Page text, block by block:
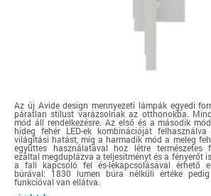
Az új Avide design mennyezeti lámpák egyedi
páratlan stílust varázsolnak az otthonokba.
mód áll rendelkezésre. Az első és a második
hideg fehér LED-ek kombinációját
világítási hatást, míg a harmadik mód a meleg
együttes használatával hoz létre természetes
ezáltal megduplázva a teljesítményt és a fényerőt
a fali kapcsoló fel és-lekapcsolásával érhető
búrával: 1830 lumen búra nélküli értéke
funkcióval van ellátva.